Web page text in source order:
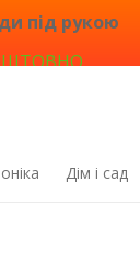
під рукою
Дім і сад